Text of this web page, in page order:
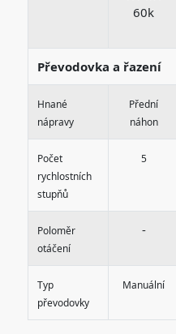
60k
Převodovka a řazení
Hnané
nápravy
Přední
náhon
Počet
rychlostních
stupňů
5
Poloměr
otáčení
-
Typ
převodovky
Manuální